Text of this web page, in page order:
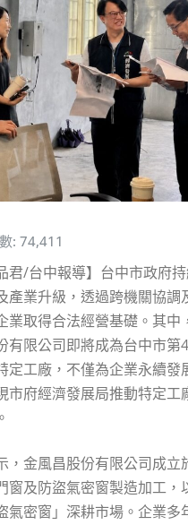
: 74,411
君/台中報導】台中市政府
產業升級，透過跨機關協調
業取得合法經營基礎。其中
有限公司即將成為台中市第
定工廠，不僅為企業永續發
市府經濟發展局推動特定工
，金風昌股份有限公司成立
窗及防盜氣密窗製造加工，
氣密窗」深耕市場。企業多